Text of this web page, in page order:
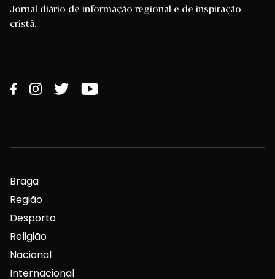
Jornal diário de informação regional e de inspiração
cristã.
Braga
Região
Desporto
Religião
Nacional
Internacional